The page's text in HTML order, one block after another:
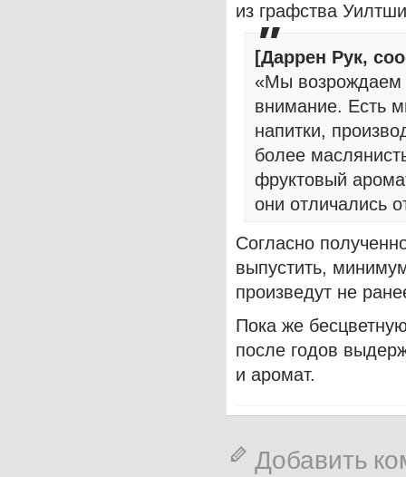
из графства
[Даррен Рук,
«Мы возрождаем
внимание. Есть
напитки,
более
фруктовый
они отличались
Согласно
выпустить,
произведут не
Пока же
после годов
и аромат.
Добавить